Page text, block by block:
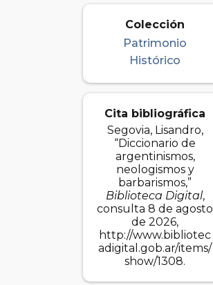
Colección
Patrimonio
Histórico
Cita bibliográfica
Segovia, Lisandro,
“Diccionario de
argentinismos,
neologismos y
barbarismos,”
Biblioteca Digital,
consulta 8 de agosto
de 2026,
http://www.bibliotec
adigital.gob.ar/items/
show/1308.